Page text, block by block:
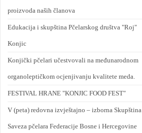
proizvoda naših članova
Edukacija i skupština Pčelarskog društva "Roj"
Konjic
Konjički pčelari učestvovali na međunarodnom
organoleptičkom ocjenjivanju kvalitete meda.
FESTIVAL HRANE "KONJIC FOOD FEST"
V (peta) redovna izvještajno – izborna Skupština
Saveza pčelara Federacije Bosne i Hercegovine